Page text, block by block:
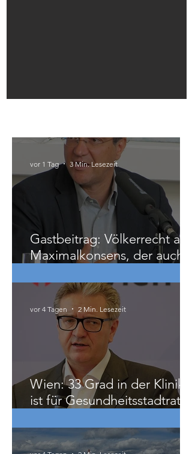
Gastbeitrag: Völkerrecht als
Maximalkonsens, der auch
zu weit geht
3 Min. Lesezeit
Wien: 33 Grad in der Klinik
ist für Gesundheitsstadtrat
Hacker „ziemlich relativ“
vor 4 Tagen 2 Min. Lesezeit